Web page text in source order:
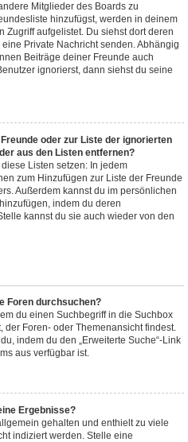
Mitglieder des Boards zu
hinzufügst, werden in deinem
aufgelistet. Du siehst dort deren
Private Nachricht senden. Abhängig
Beiträge deiner Freunde auch
ignorierst, dann siehst du seine
oder zur Liste der ignorierten
aus den Listen entfernen?
Listen setzen: In jedem
zum Hinzufügen zur Liste der Freunde
Außerdem kannst du im persönlichen
indem du deren
kannst du sie auch wieder von den
Foren durchsuchen?
du einen Suchbegriff in die Suchbox
Foren- oder Themenansicht findest.
indem du den „Erweiterte Suche“-Link
aus verfügbar ist.
Ergebnisse?
gehalten und enthielt zu viele
indiziert werden. Stelle eine